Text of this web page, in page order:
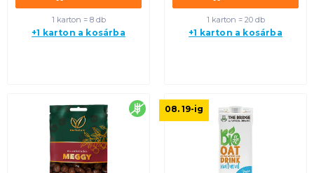
1 karton = 8 db
+1 karton a kosárba
1 karton = 20 db
+1 karton a kosárba
gluténmentes
08. 19-ig